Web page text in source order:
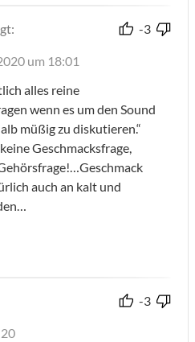
-3
um 18:01
alles reine
wenn es um den Sound
müßig zu diskutieren.“
Geschmacksfrage,
auch an kalt und
-3